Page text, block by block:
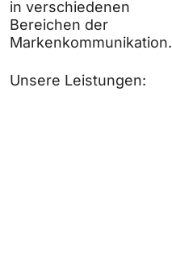
in verschiedenen
Bereichen der
Markenkommunikation.
Unsere Leistungen: